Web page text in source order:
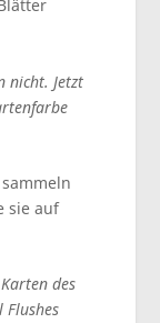
nicht. Jetzt
sie auf
Karten des
Flushes